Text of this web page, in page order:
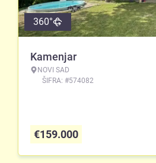
360°
Kamenjar
NOVI SAD
ŠIFRA: #574082
€159.000